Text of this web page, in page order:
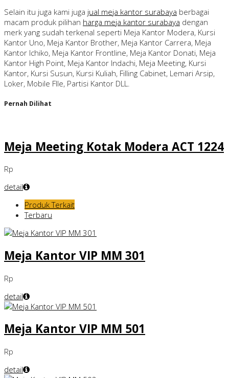
Selain itu juga kami juga jual meja kantor surabaya berbagai
macam produk pilihan harga meja kantor surabaya dengan
merk yang sudah terkenal seperti Meja Kantor Modera, Kursi
Kantor Uno, Meja Kantor Brother, Meja Kantor Carrera, Meja
Kantor Ichiko, Meja Kantor Frontline, Meja Kantor Donati, Meja
Kantor High Point, Meja Kantor Indachi, Meja Meeting, Kursi
Kantor, Kursi Susun, Kursi Kuliah, Filling Cabinet, Lemari Arsip,
Loker, Mobile FIle, Partisi Kantor DLL.
Pernah Dilihat
Meja Meeting Kotak Modera ACT 1224
Rp
detail
Produk Terkait
Terbaru
Meja Kantor VIP MM 301
Rp
detail
Meja Kantor VIP MM 501
Rp
detail